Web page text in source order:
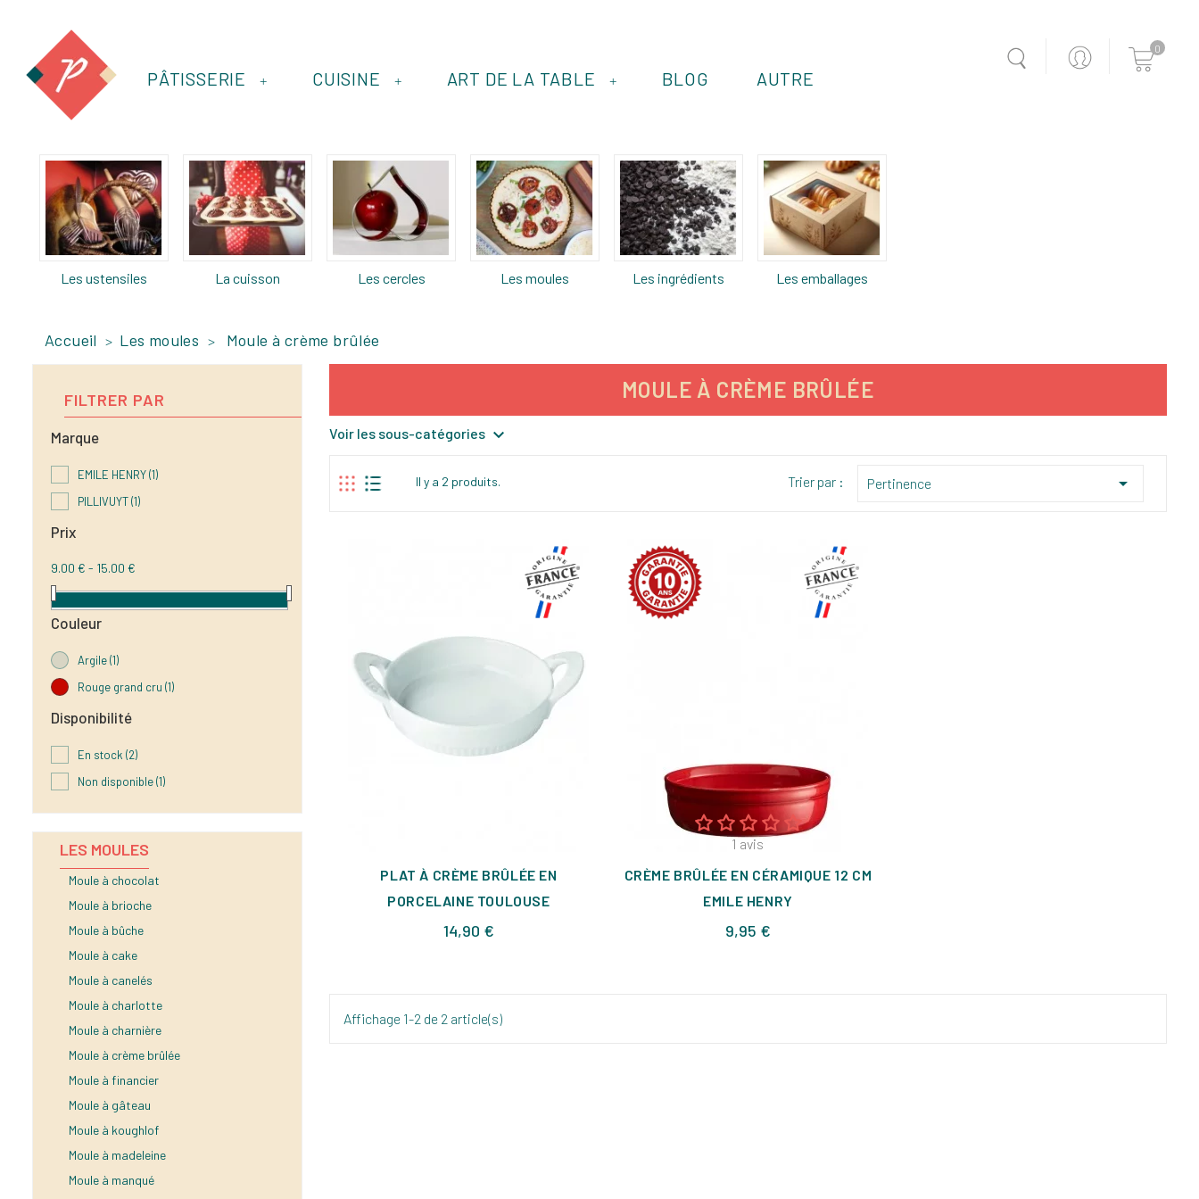
0
+
PÂTISSERIE +
CUISINE +
ART DE LA TABLE BLOG AUTRE
Les ustensiles La cuisson Les cercles Les moules Les ingrédients Les emballages
Accueil Les moules Moule à crème brûlée
FILTRER PAR
Marque
EMILE HENRY(1)
PILLIVUYT(1)
Prix
9.00 € - 15.00 €
Couleur
Argile(1)
Rouge grand cru (1)
Disponibilité
En stock (2)
Non disponible(1)
LES MOULES
Moule à chocolat
Moule à brioche
Moule à bûche
Moule à cake
Moule à canelés
Moule à charlotte
Moule à charnière
Moule à crème brûlée
Moule à financier
Moule à gâteau
Moule à koughlof
Moule à madeleine
Moule à manqué
MOULE À CRÈME BRÛLÉE
Voir les sous-catégories 
Il y a 2 produits. Trier par : Pertinence 
PLAT À CRÈME BRÛLÉE EN
PORCELAINE TOULOUSE
14,90 €Prix
1avis
CRÈME BRÛLÉE EN CÉRAMIQUE 12 CM
EMILE HENRY
9,95 €Prix
Affichage 1-2 de 2 article(s)